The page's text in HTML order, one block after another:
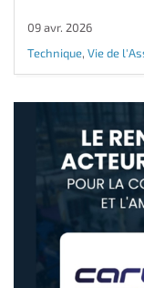
09 avr. 2026
Technique, Vie de